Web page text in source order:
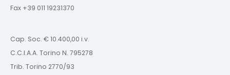
Fax +39 011 19231370
Cap. Soc. € 10.400,00 i.v.
C.C.I.A.A. Torino N. 795278
Trib. Torino 2770/93